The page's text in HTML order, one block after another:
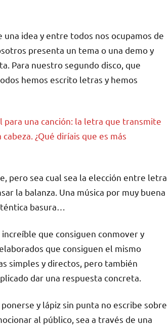
idea y entre todos nos ocupamos de
presenta un tema o una demo y
Para nuestro segundo disco, que
hemos escrito letras y hemos
para una canción: la letra que transmite
¿Qué diríais que es más
pero sea cual sea la elección entre letra
la balanza. Una música por muy buena
basura…
que consiguen conmover y
que consiguen el mismo
simples y directos, pero también
dar una respuesta concreta.
y lápiz sin punta no escribe sobre
al público, sea a través de una